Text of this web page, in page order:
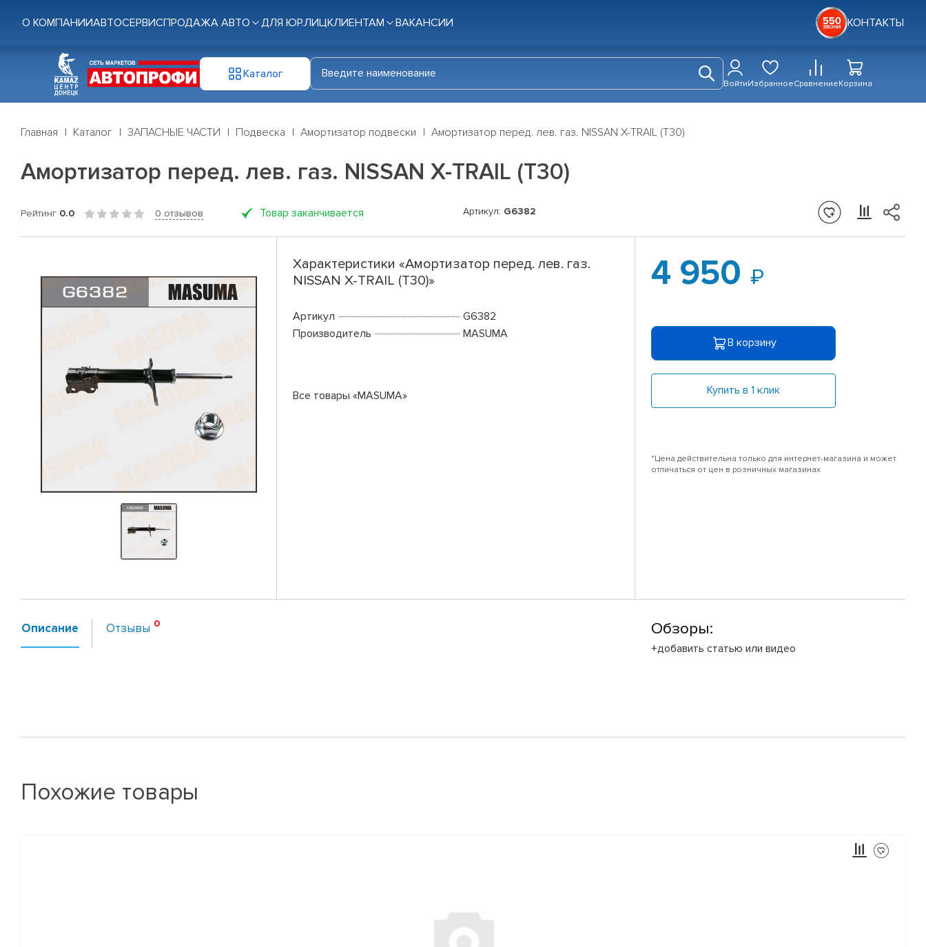
О КОМПАНИИАВТОСЕРВИСПРОДАЖА АВТО ДЛЯ ЮР.ЛИЦКЛИЕНТАМ ВАКАНСИИ КОНТАКТЫ
Каталог
ВойтиИзбранноеСравнениеКорзина
Главная Каталог ЗАПАСНЫЕ ЧАСТИ Подвеска Амортизатор подвески Амортизатор перед. лев. газ. NISSAN X-TRAIL (T30)
Амортизатор перед. лев. газ. NISSAN X-TRAIL (T30)
Рейтинг 0.0 0 отзывов Товар заканчивается Артикул: G6382
Характеристики «Амортизатор перед. лев. газ.
NISSAN X-TRAIL (T30)»
Артикул
G6382
Производитель
MASUMA
Все товары «MASUMA»
4 950
В корзину
Купить в 1 клик
*Цена действительна только для интернет-магазина и может
отличаться от цен в розничных магазинах
Описание Отзывы Обзоры:
+добавить статью или видео
Похожие товары